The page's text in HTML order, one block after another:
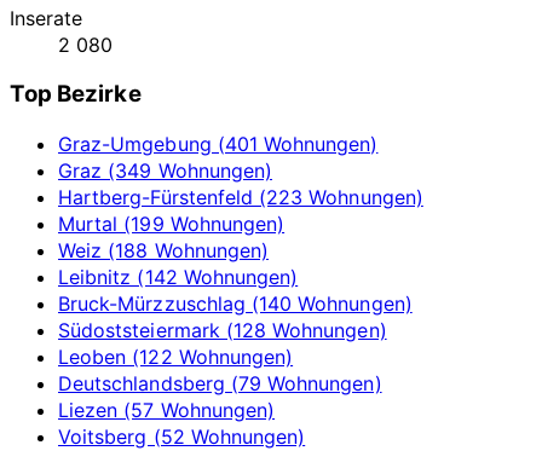
Inserate
2 080
Top Bezirke
Graz-Umgebung (401 Wohnungen)
Graz (349 Wohnungen)
Hartberg-Fürstenfeld (223 Wohnungen)
Murtal (199 Wohnungen)
Weiz (188 Wohnungen)
Leibnitz (142 Wohnungen)
Bruck-Mürzzuschlag (140 Wohnungen)
Südoststeiermark (128 Wohnungen)
Leoben (122 Wohnungen)
Deutschlandsberg (79 Wohnungen)
Liezen (57 Wohnungen)
Voitsberg (52 Wohnungen)